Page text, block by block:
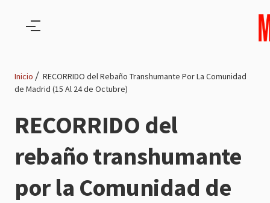
de
navegación
Inicio
RECORRIDO del Rebaño Transhumante Por La Comunidad
de Madrid (15 Al 24 de Octubre)
RECORRIDO del
rebaño transhumante
por la Comunidad de